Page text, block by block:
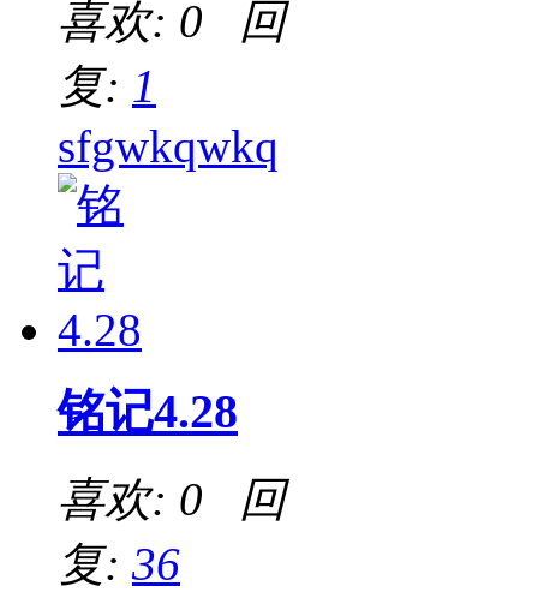
喜欢: 0 回
复: 1
sfgwkqwkq
铭记4.28
喜欢: 0 回
复: 36